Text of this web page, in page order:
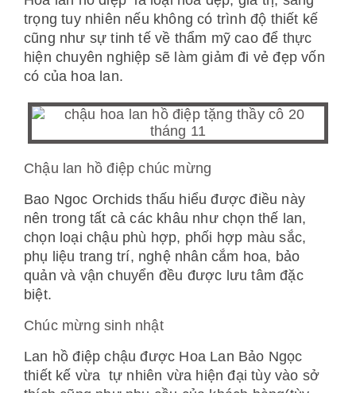
trọng tuy nhiên nếu không có trình độ thiết kế
cũng như sự tinh tế về thẩm mỹ cao để thực
hiện chuyên nghiệp sẽ làm giảm đi vẻ đẹp vốn
có của hoa lan.
Chậu lan hồ điệp chúc mừng
Bao Ngoc Orchids thấu hiểu được điều này
nên trong tất cả các khâu như chọn thế lan,
chọn loại chậu phù hợp, phối hợp màu sắc,
phụ liệu trang trí, nghệ nhân cắm hoa, bảo
quản và vận chuyển đều được lưu tâm đặc
biệt.
Chúc mừng sinh nhật
Lan hồ điệp chậu được Hoa Lan Bảo Ngọc
thiết kế vừa tự nhiên vừa hiện đại tùy vào sở